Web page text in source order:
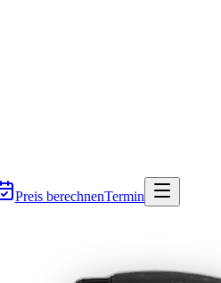
Preis berechnenTermin